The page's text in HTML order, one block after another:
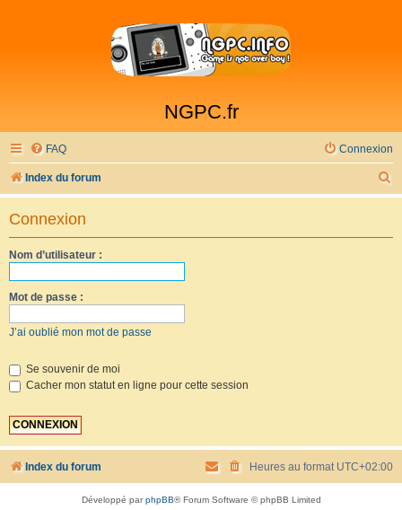
NGPC.fr
FAQ Connexion
Index du forum
e
Connexion
Nom d’utilisateur :
Mot de passe :
J’ai oublié mon mot de passe
Se souvenir de moi
Cacher mon statut en ligne pour cette session
Index du forum Heures au format UTC+02:00
Développé parphpBB® Forum Software © phpBB Limited